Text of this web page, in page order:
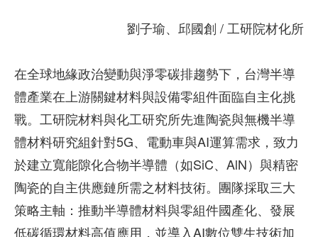
劉子瑜、邱國創 / 工研院材化所
在全球地緣政治變動與淨零碳排趨勢下，台灣半導
體產業在上游關鍵材料與設備零組件面臨自主化挑
戰。工研院材料與化工研究所先進陶瓷與無機半導
體材料研究組針對5G、電動車與AI運算需求，致力
於建立寬能隙化合物半導體（如SiC、AlN）與精密
陶瓷的自主供應鏈所需之材料技術。團隊採取三大
策略主軸：推動半導體材料與零組件國產化、發展
低碳循環材料高值應用，並導入AI數位雙生技術加